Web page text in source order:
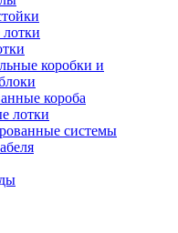
коробки и
короба
лотки
системы